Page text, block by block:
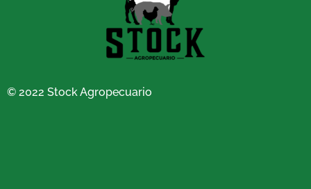
© 2022 Stock Agropecuario